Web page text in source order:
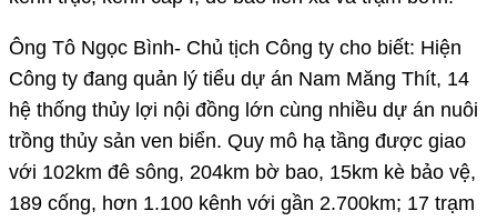
Ông Tô Ngọc Bình- Chủ tịch Công ty cho biết: Hiện
Công ty đang quản lý tiểu dự án Nam Măng Thít, 14
hệ thống thủy lợi nội đồng lớn cùng nhiều dự án nuôi
trồng thủy sản ven biển. Quy mô hạ tầng được giao
với 102km đê sông, 204km bờ bao, 15km kè bảo vệ,
189 cống, hơn 1.100 kênh với gần 2.700km; 17 trạm